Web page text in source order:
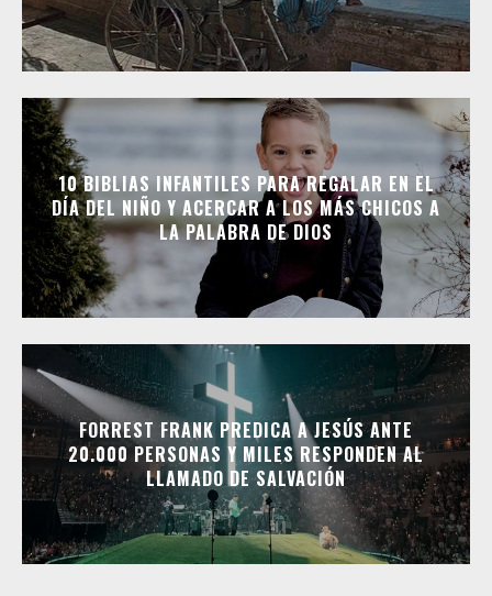
10 BIBLIAS INFANTILES PARA REGALAR EN EL
DÍA DEL NIÑO Y ACERCAR A LOS MÁS CHICOS A
LA PALABRA DE DIOS
FORREST FRANK PREDICA A JESÚS ANTE
20.000 PERSONAS Y MILES RESPONDEN AL
LLAMADO DE SALVACIÓN